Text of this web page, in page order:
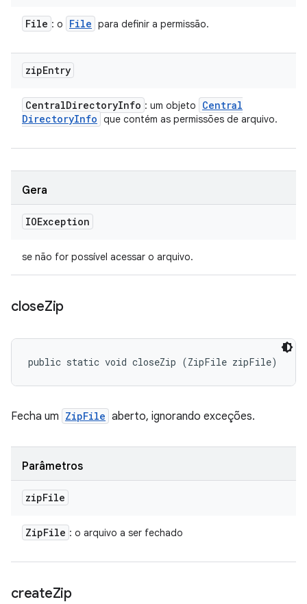
File : o File para definir a permissão.
zipEntry
CentralDirectoryInfo : um objeto
Central
DirectoryInfo que contém as permissões de arquivo.
Gera
IOException
se não for possível acessar o arquivo.
closeZip
public static void closeZip (ZipFile zipFile)
Fecha um ZipFile aberto, ignorando exceções.
Parâmetros
zipFile
ZipFile : o arquivo a ser fechado
createZip